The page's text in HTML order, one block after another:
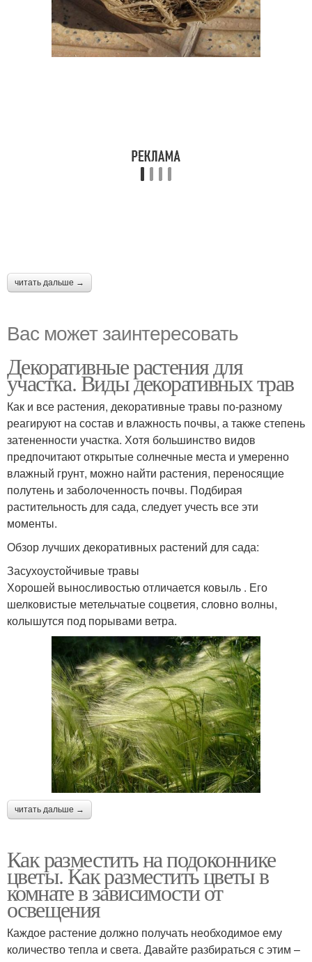
читать дальше →
Вас может заинтересовать
Декоративные растения для
участка. Виды декоративных трав
Как и все растения, декоративные травы по-разному
реагируют на состав и влажность почвы, а также степень
затененности участка. Хотя большинство видов
предпочитают открытые солнечные места и умеренно
влажный грунт, можно найти растения, переносящие
полутень и заболоченность почвы. Подбирая
растительность для сада, следует учесть все эти
моменты.
Обзор лучших декоративных растений для сада:
Засухоустойчивые травы
Хорошей выносливостью отличается ковыль . Его
шелковистые метельчатые соцветия, словно волны,
колышутся под порывами ветра.
читать дальше →
Как разместить на подоконнике
цветы. Как разместить цветы в
комнате в зависимости от
освещения
Каждое растение должно получать необходимое ему
количество тепла и света. Давайте разбираться с этим –